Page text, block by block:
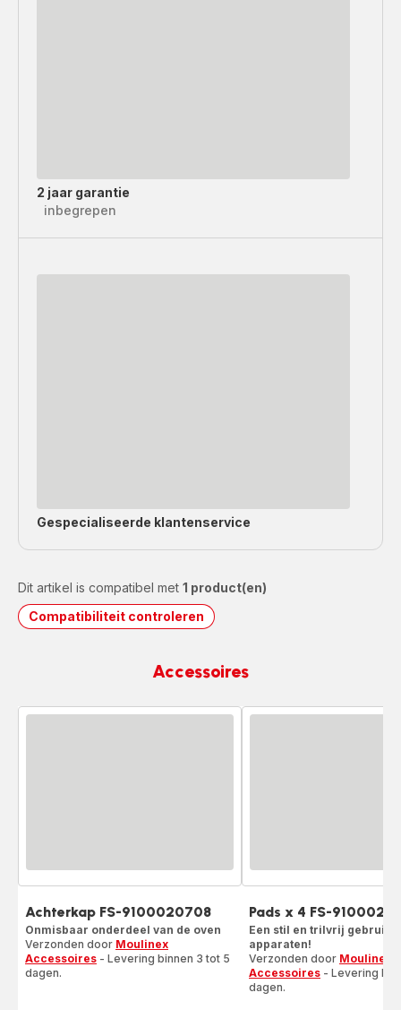
2 jaar garantie
inbegrepen
Gespecialiseerde klantenservice
Dit artikel is compatibel met 1 product(en)
Compatibiliteit controleren
Accessoires
Achterkap FS-9100020708
Onmisbaar onderdeel van de oven
Verzonden door Moulinex
Accessoires - Levering binnen 3 tot 5
dagen.
Pads x 4 FS-
Een stil en trilvrij gebruik
apparaten!
Verzonden door Moulinex
Accessoires - Levering
dagen.